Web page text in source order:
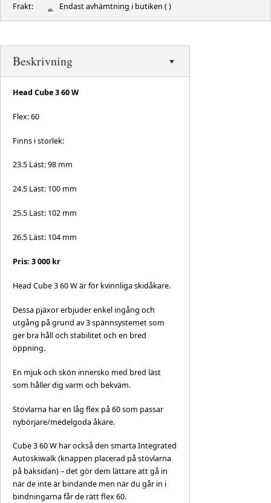
Frakt: Endast avhämtning i butiken ( )
Beskrivning
Head Cube 3 60 W
Flex: 60
Finns i storlek:
23.5 Läst: 98 mm
24.5 Läst: 100 mm
25.5 Läst: 102 mm
26.5 Läst: 104 mm
Pris: 3 000 kr
Head Cube 3 60 W är för kvinnliga skidåkare.
Dessa pjäxor erbjuder enkel ingång och
utgång på grund av 3 spännsystemet som
ger bra håll och stabilitet och en bred
öppning.
En mjuk och skön innersko med bred läst
som håller dig varm och bekväm.
Stövlarna har en låg flex på 60 som passar
nybörjare/medelgoda åkare.
Cube 3 60 W har också den smarta Integrated
Autoskiwalk (knappen placerad på stövlarna
på baksidan) – det gör dem lättare att gå in
när de inte är bindande men när du går in i
bindningarna får de rätt flex 60.